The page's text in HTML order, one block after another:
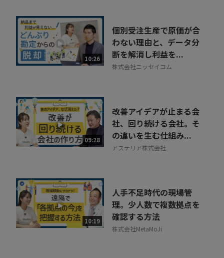
10:26
個別受注生産で原価が合
わない理由と、データ分
断を解消し利益を...
株式会社ニッセイコム
09:28
改善アイデアが止まる会
社、回り続ける会社。そ
の違いを生む仕組み...
アステリア株式会社
10:19
人手不足時代の現場管
理。少人数で複数拠点を
確認する方法
株式会社MetaMoJi